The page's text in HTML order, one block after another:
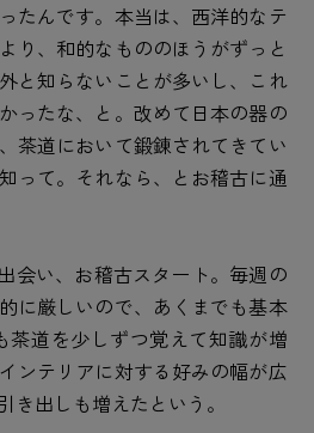
たんです。本当は、西洋的なテ
り、和的なもののほうがずっと
と知らないことが多いし、これ
ったな、と。改めて日本の器の
茶道において鍛錬されてきてい
って。それなら、とお稽古に通
会い、お稽古スタート。毎週の
に厳しいので、あくまでも基本
茶道を少しずつ覚えて知識が増
ンテリアに対する好みの幅が広
き出しも増えたという。